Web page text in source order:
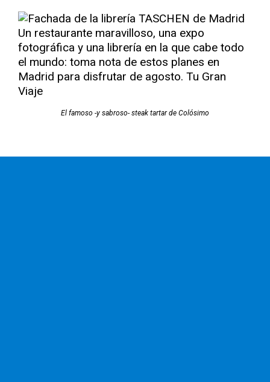
El famoso -y sabroso- steak tartar de Colósimo